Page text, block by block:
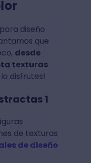
diseño
que
desde
texturas
disfrutes!
1
de texturas
de diseño